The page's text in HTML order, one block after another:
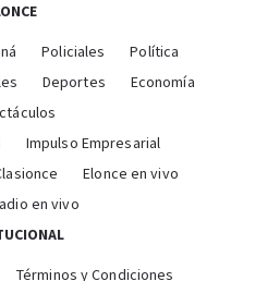
Policiales
Política
Deportes
Economía
Impulso Empresarial
Elonce en vivo
en vivo
Términos y Condiciones